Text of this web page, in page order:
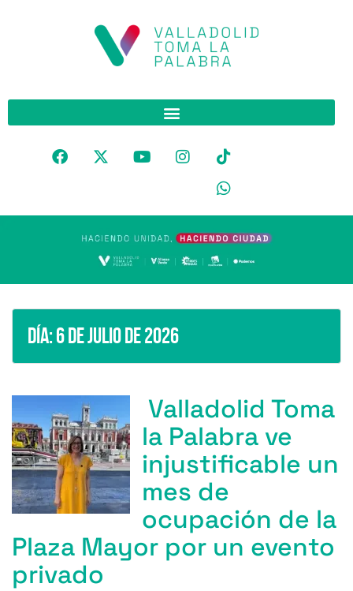
Día:6 de julio de 2026
Valladolid Toma
la Palabra ve
injustificable un
mes de
ocupación de la
Plaza Mayor por un evento
privado